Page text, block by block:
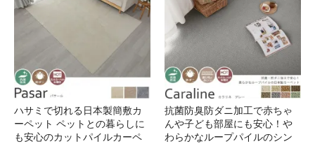
ハサミで切れる日本製簡敷カ
ーペット ペットとの暮らしに
も安心のカットパイルカーペ
抗菌防臭防ダニ加工で赤ちゃ
んや子ども部屋にも安心！や
わらかなループパイルのシン